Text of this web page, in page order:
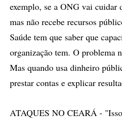
exemplo, se a ONG vai cuidar
mas não recebe recursos
Saúde tem que saber que
organização tem. O problema
Mas quando usa dinheiro
prestar contas e explicar
ATAQUES NO CEARÁ -